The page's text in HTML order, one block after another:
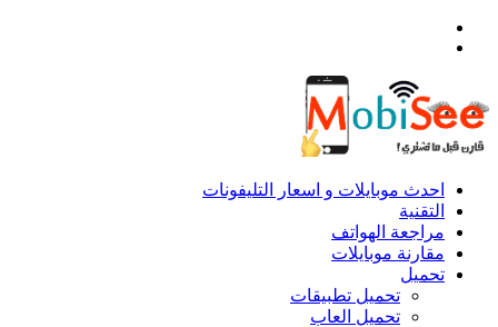
احدث موبايلات و اسعار التليفونات
التقنية
مراجعة الهواتف
مقارنة موبايلات
تحميل
تحميل تطبيقات
تحميل العاب